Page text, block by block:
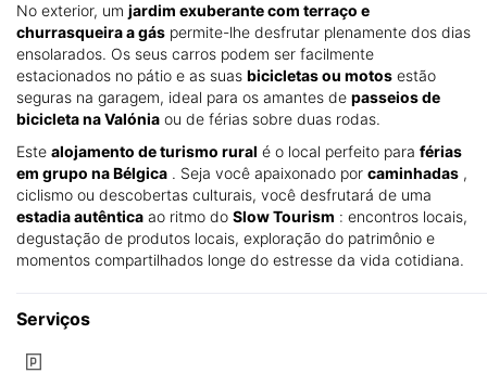
No exterior, um jardim exuberante com terraço e
churrasqueira a gás permite-lhe desfrutar plenamente dos dias
ensolarados. Os seus carros podem ser facilmente
estacionados no pátio e as suas bicicletas ou motos estão
seguras na garagem, ideal para os amantes de passeios de
bicicleta na Valónia ou de férias sobre duas rodas.
Este alojamento de turismo rural é o local perfeito para férias
em grupo na Bélgica . Seja você apaixonado por caminhadas ,
ciclismo ou descobertas culturais, você desfrutará de uma
estadia autêntica ao ritmo do Slow Tourism : encontros locais,
degustação de produtos locais, exploração do patrimônio e
momentos compartilhados longe do estresse da vida cotidiana.
Serviços